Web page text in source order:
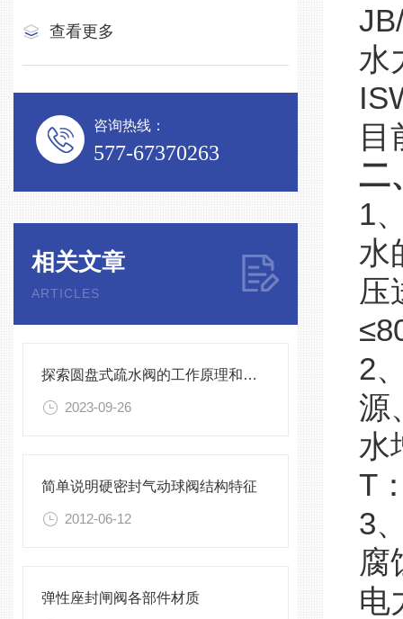
查看更多
咨询热线：
577-67370263
相关文章
ARTICLES
探索圆盘式疏水阀的工作原理和应用
2023-09-26
简单说明硬密封气动球阀结构特征
2012-06-12
弹性座封闸阀各部件材质
水
目
二
1
水
压
2
源
水
T
3
腐
电